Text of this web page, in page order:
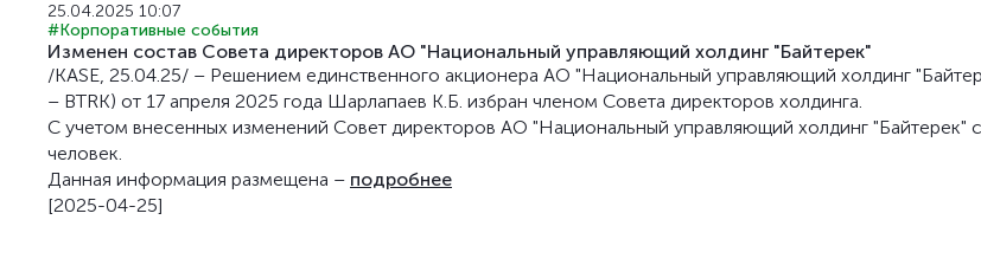
25.04.2025 10:07
#Корпоративные события
Изменен состав Совета директоров АО "Национальный управляющий холдинг "Байтерек"
/KASE, 25.04.25/ – Решением единственного акционера АО "Национальный управляющий холдинг
– BTRK) от 17 апреля 2025 года Шарлапаев К.Б. избран членом Совета директоров холдинга.
С учетом внесенных изменений Совет директоров АО "Национальный управляющий холдинг "Байтерек"
человек.
Данная информация размещена – подробнее
[2025-04-25]